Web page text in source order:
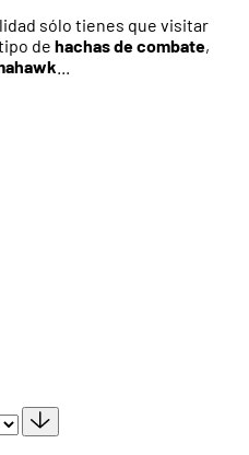
sólo tienes que visitar
de hachas de combate,